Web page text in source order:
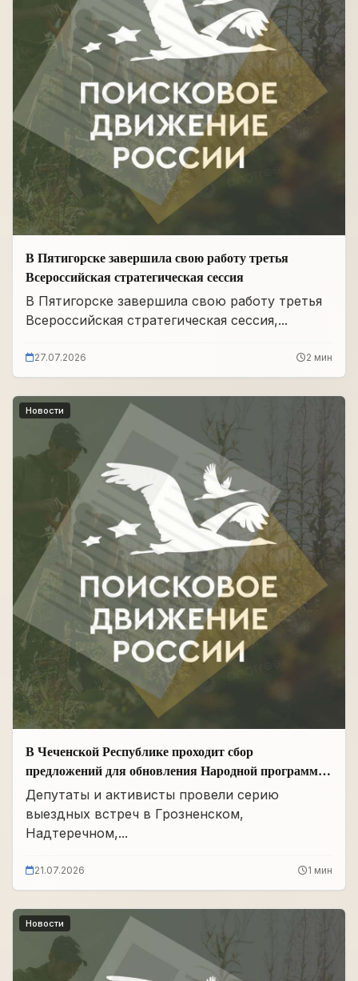
В Пятигорске завершила свою работу третья
Всероссийская стратегическая сессия
В Пятигорске завершила свою работу третья
Всероссийская стратегическая сессия,...
27.07.2026 2 мин
Новости
В Чеченской Республике проходит сбор
предложений для обновления Народной программы
в сфере АПК
Депутаты и активисты провели серию
выездных встреч в Грозненском,
Надтеречном,...
21.07.2026 1 мин
Новости